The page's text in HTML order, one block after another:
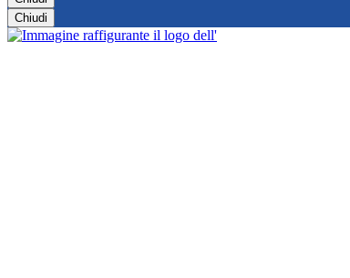
Chiudi